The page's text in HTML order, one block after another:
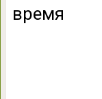
время